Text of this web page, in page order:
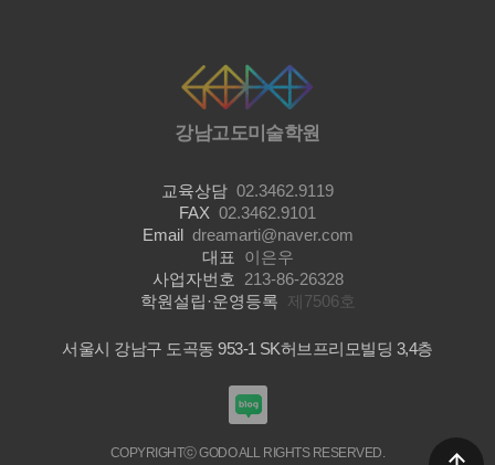
강남고도미술학원
교육상담 02.3462.9119
FAX 02.3462.9101
Email dreamarti@naver.com
대표
이은우
사업자번호
213-86-26328
학원설립·운영등록 제7506호
서울시 강남구 도곡동 953-1 SK허브프리모빌딩 3,4층
COPYRIGHTⓒ GODO ALL RIGHTS RESERVED.